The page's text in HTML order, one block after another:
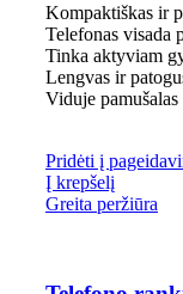
Kompaktiškas ir
Telefonas visada
Tinka aktyviam
Lengvas ir
Viduje pamušalas
Pridėti į
Į krepšelį
Greita peržiūra